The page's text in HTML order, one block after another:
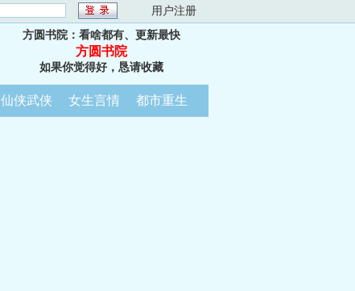
用户注册
方圆书院：看啥都有、更新最快
方圆书院
如果你觉得好，恳请收藏
仙侠武侠 女生言情 都市重生